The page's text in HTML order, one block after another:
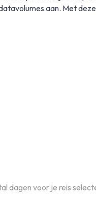
aan. Met
dagen voor je reis